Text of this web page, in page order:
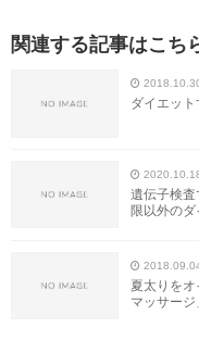
関連する記事はこち
ダイエット
遺伝子検
限以外のダ
夏太りを
マッサー